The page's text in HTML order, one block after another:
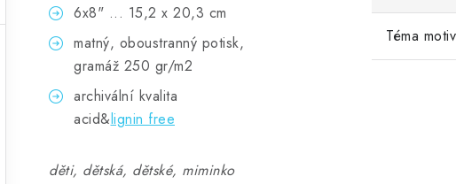
6x8" ... 15,2 x 20,3 cm
matný, oboustranný potisk,
gramáž 250 gr/m2
archivální kvalita
acid&lignin free
děti, dětská, dětské, miminko
Téma